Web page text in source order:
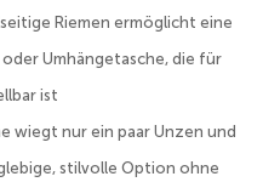
Riemen ermöglicht eine
Umhängetasche, die für
ist
wiegt nur ein paar Unzen und
stilvolle Option ohne